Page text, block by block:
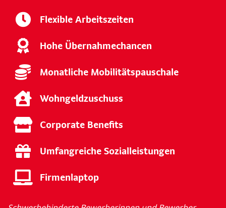
Flexible Arbeitszeiten
Hohe Übernahmechancen
Monatliche Mobilitätspauschale
Wohngeldzuschuss
Corporate Benefits
Umfangreiche Sozialleistungen
Firmenlaptop